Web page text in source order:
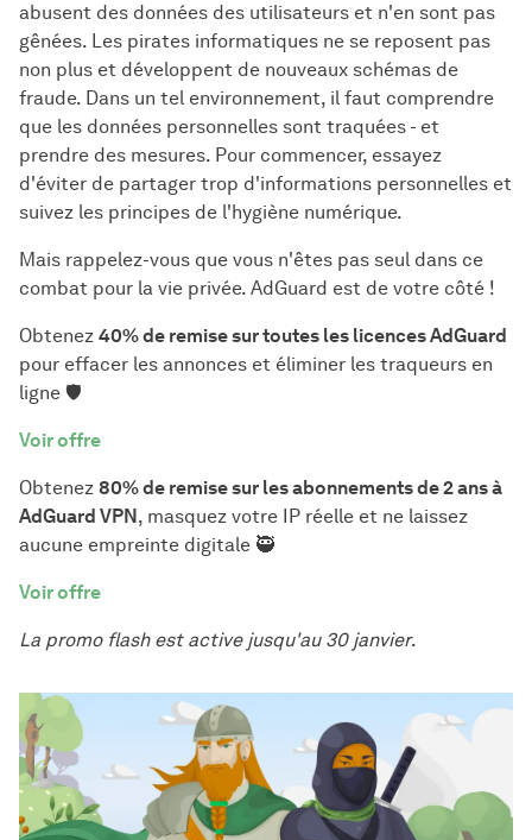
abusent des données des utilisateurs et n'en sont pas
gênées. Les pirates informatiques ne se reposent pas
non plus et développent de nouveaux schémas de
fraude. Dans un tel environnement, il faut comprendre
que les données personnelles sont traquées - et
prendre des mesures. Pour commencer, essayez
d'éviter de partager trop d'informations personnelles et
suivez les principes de l'hygiène numérique.
Mais rappelez-vous que vous n'êtes pas seul dans ce
combat pour la vie privée. AdGuard est de votre côté !
Obtenez 40% de remise sur toutes les licences AdGuard
pour effacer les annonces et éliminer les traqueurs en
ligne 🛡️
Voir offre
Obtenez 80% de remise sur les abonnements de 2 ans à
AdGuard VPN, masquez votre IP réelle et ne laissez
aucune empreinte digitale 🥷
Voir offre
La promo flash est active jusqu'au 30 janvier.